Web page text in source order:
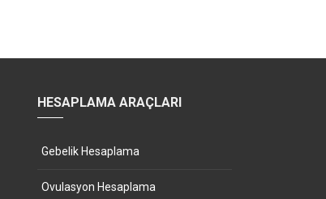
HESAPLAMA ARAÇLARI
Gebelik Hesaplama
Ovulasyon Hesaplama